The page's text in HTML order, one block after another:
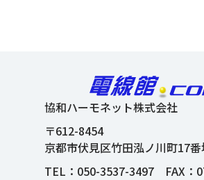
協和ハーモネット株式会社
〒612-8454
京都市伏見区竹田泓ノ川町17番
TEL： 050-3537-3497FAX：